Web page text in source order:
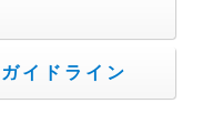
イドライン